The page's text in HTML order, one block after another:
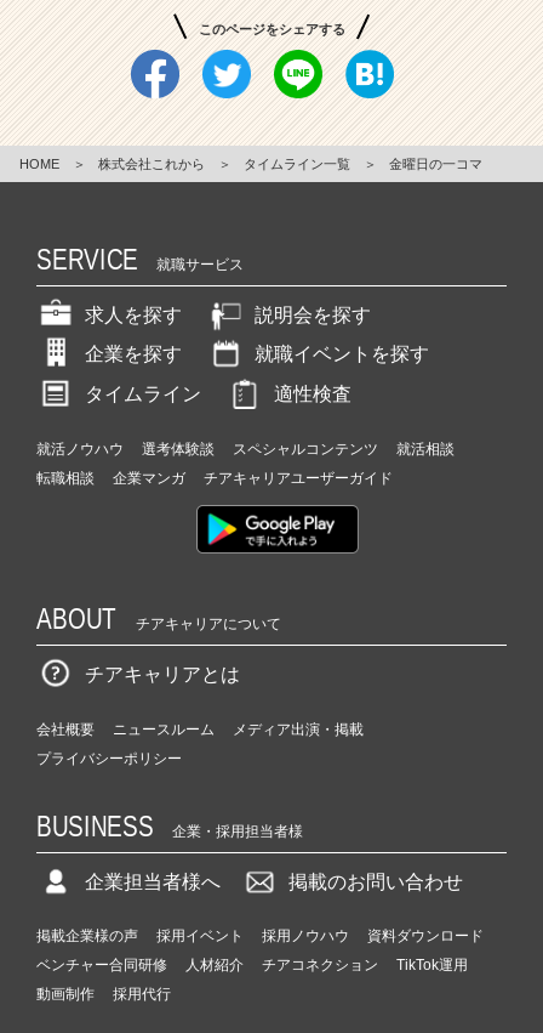
このページをシェアする
HOME ＞ 株式会社これから ＞ タイムライン一覧 ＞ 金曜日の一コマ
SERVICE 就職サービス
求人を探す
説明会を探す
企業を探す
就職イベントを探す
タイムライン
適性検査
就活ノウハウ 選考体験談 スペシャルコンテンツ
就活相談
転職相談
企業マンガ チアキャリアユーザーガイド
ABOUT チアキャリアについて
チアキャリアとは
会社概要 ニュースルーム
メディア出演・掲載
プライバシーポリシー
BUSINESS 企業・採用担当者様
企業担当者様へ 掲載のお問い合わせ
掲載企業様の声 採用イベント 採用ノウハウ
資料ダウンロード
ベンチャー合同研修
人材紹介 チアコネクション
TikTok運用
動画制作
採用代行